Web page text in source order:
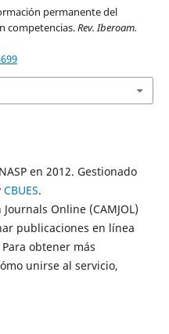
permanente del
competencias.Rev. Iberoam.
en 2012. Gestionado
CBUES.
Online (CAMJOL)
publicaciones en línea
obtener más
unirse al servicio,